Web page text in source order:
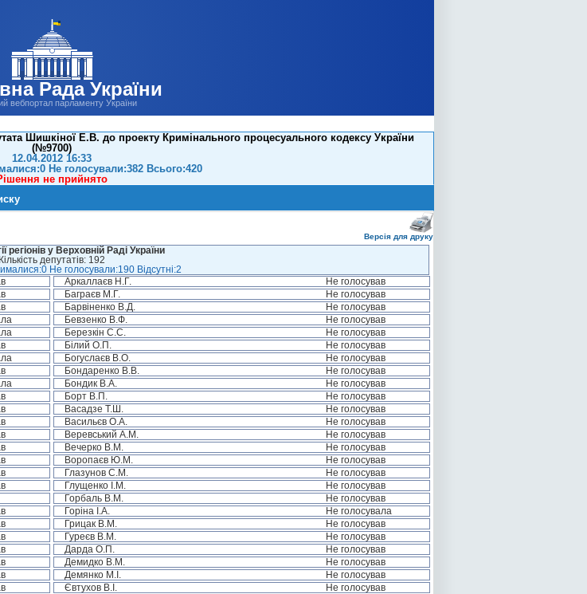
Рада України
вебпортал парламенту України
Шишкіної Е.В. до проекту Кримінального процесуального кодексу України
(№9700)
12.04.2012 16:33
Не голосували:382 Всього:420
не прийнято
Версія для друку
регіонів у Верховній Раді України
Кількість депутатів: 192
Не голосували:190 Відсутні:2
Аркаллаєв Н.Г.
Не голосував
Баграєв М.Г.
Не голосував
Барвіненко В.Д.
Не голосував
Бевзенко В.Ф.
Не голосував
Березкін С.С.
Не голосував
Білий О.П.
Не голосував
Богуслаєв В.О.
Не голосував
Бондаренко В.В.
Не голосував
Бондик В.А.
Не голосував
Борт В.П.
Не голосував
Васадзе Т.Ш.
Не голосував
Васильєв О.А.
Не голосував
Веревський А.М.
Не голосував
Вечерко В.М.
Не голосував
Воропаєв Ю.М.
Не голосував
Глазунов С.М.
Не голосував
Глущенко І.М.
Не голосував
Горбаль В.М.
Не голосував
Горіна І.А.
Не голосувала
Грицак В.М.
Не голосував
Гуреєв В.М.
Не голосував
Дарда О.П.
Не голосував
Демидко В.М.
Не голосував
Демянко М.І.
Не голосував
Євтухов В.І.
Не голосував